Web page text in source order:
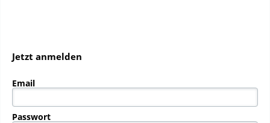
Jetzt anmelden
Email
Passwort